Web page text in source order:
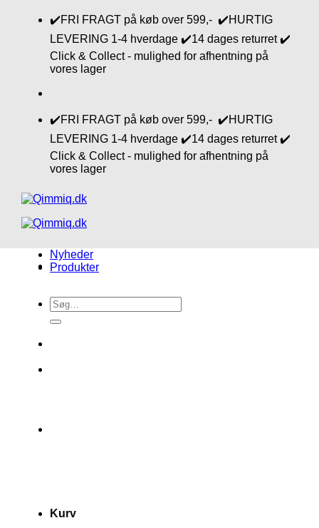
✔️FRI FRAGT på køb over 599,- ✔️HURTIG
LEVERING 1-4 hverdage ✔️14 dages returret ✔️
Click & Collect - mulighed for afhentning på
vores lager
✔️FRI FRAGT på køb over 599,- ✔️HURTIG
LEVERING 1-4 hverdage ✔️14 dages returret ✔️
Click & Collect - mulighed for afhentning på
vores lager
Søg
efter:
Kurv
Nyheder
Produkter